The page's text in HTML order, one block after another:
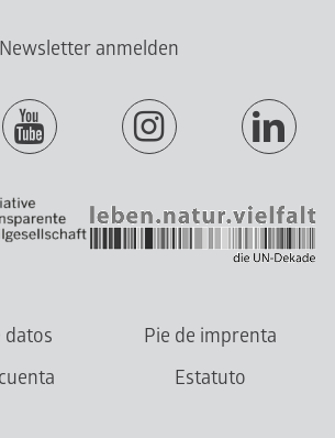
Newsletter anmelden
datos
Pie de imprenta
Estatuto